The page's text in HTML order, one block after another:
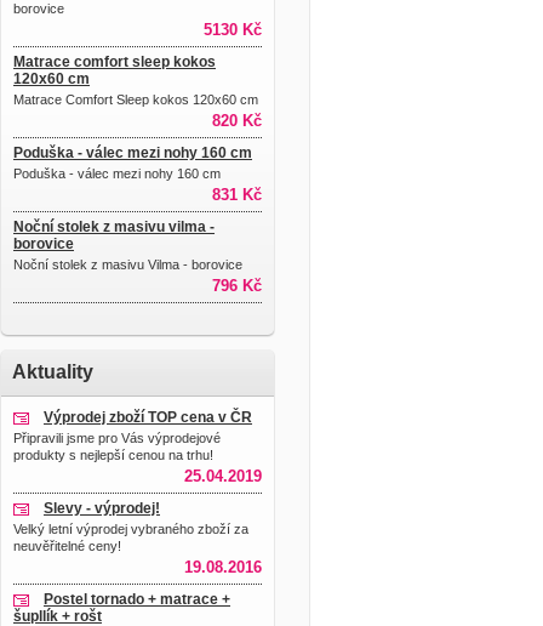
borovice
5130 Kč
Matrace comfort sleep kokos
120x60 cm
Matrace Comfort Sleep kokos 120x60 cm
820 Kč
Poduška - válec mezi nohy 160 cm
Poduška - válec mezi nohy 160 cm
831 Kč
Noční stolek z masivu vilma -
borovice
Noční stolek z masivu Vilma - borovice
796 Kč
Aktuality
Výprodej zboží TOP cena v ČR
Připravili jsme pro Vás výprodejové
produkty s nejlepší cenou na trhu!
25.04.2019
Slevy - výprodej!
Velký letní výprodej vybraného zboží za
neuvěřitelné ceny!
19.08.2016
Postel tornado + matrace +
šupllík + rošt